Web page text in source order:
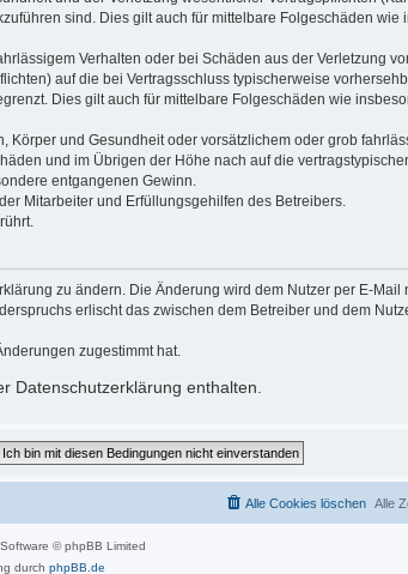
sind. Dies gilt auch für mittelbare Folgeschäden wie
Verhalten oder bei Schäden aus der Verletzung
auf die bei Vertragsschluss typischerweise
Dies gilt auch für mittelbare Folgeschäden wie
und Gesundheit oder vorsätzlichem oder grob
und im Übrigen der Höhe nach auf die
entgangenen Gewinn.
Mitarbeiter und Erfüllungsgehilfen des Betreibers.
zu ändern. Die Änderung wird dem Nutzer per E-Mail
erlischt das zwischen dem Betreiber und dem
zugestimmt hat.
Datenschutzerklärung enthalten.
Alle
Alle Cookies löschen
© phpBB Limited
durch phpBB.de